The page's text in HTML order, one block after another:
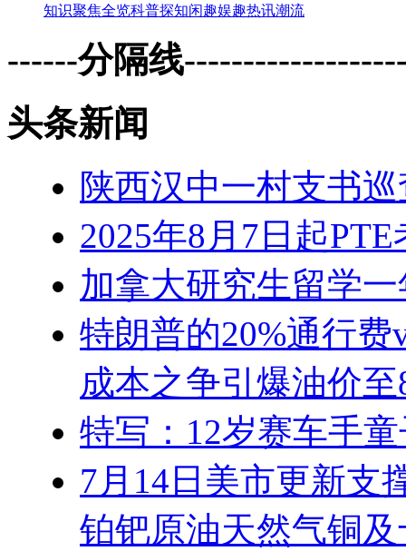
知识聚焦全览科普探知闲趣娱趣热讯潮流
------分隔线
头条新闻
陕西汉中一村支书
2025年8月7日起
加拿大研究生留学
特朗普的20%通行
成本之争引爆油价至
特写：12岁赛车手
7月14日美市更新支
铂钯原油天然气铜